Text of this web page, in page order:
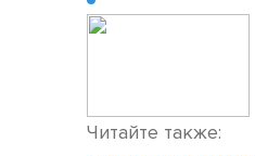
Читайте также: